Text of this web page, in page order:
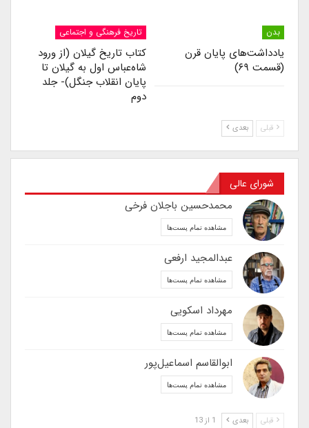
بدن
یادداشت‌های پایان قرن
(قسمت ۶۹)
تاریخ فرهنگی و اجتماعی
کتاب تاریخ گیلان (از ورود
شاه‌عباس اول به گیلان تا
پایان انقلاب جنگل)- جلد
دوم
قبلی بعدی
شورای عالی
محمدحسین باجلان فرخی
مشاهده تمام پست‌ها
عبدالمجید ارفعی
مشاهده تمام پست‌ها
مهرداد اسکویی
مشاهده تمام پست‌ها
ابوالقاسم اسماعیل‌پور
مشاهده تمام پست‌ها
قبلی بعدی